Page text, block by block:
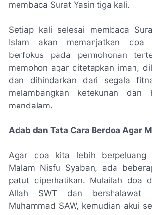
membaca Surat Yasin tiga kali.
Setiap kali selesai membaca
Islam akan memanjatkan doa
berfokus pada permohonan
memohon agar ditetapkan iman,
dan dihindarkan dari segala
melambangkan ketekunan dan
mendalam.
Adab dan Tata Cara Berdoa Agar
Agar doa kita lebih berpeluang
Malam Nisfu Syaban, ada
patut diperhatikan. Mulailah doa
Allah SWT dan bershalawat
Muhammad SAW, kemudian akui